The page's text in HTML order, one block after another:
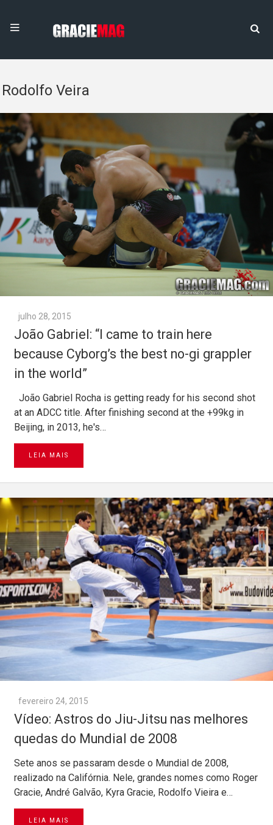
Rodolfo Veira
julho 28, 2015
João Gabriel: “I came to train here
because Cyborg’s the best no-gi grappler
in the world”
João Gabriel Rocha is getting ready for his second shot
at an ADCC title. After finishing second at the +99kg in
Beijing, in 2013, he's…
LEIA MAIS
fevereiro 24, 2015
Vídeo: Astros do Jiu-Jitsu nas melhores
quedas do Mundial de 2008
Sete anos se passaram desde o Mundial de 2008,
realizado na Califórnia. Nele, grandes nomes como Roger
Gracie, André Galvão, Kyra Gracie, Rodolfo Vieira e…
LEIA MAIS